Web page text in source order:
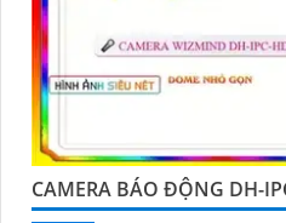
CAMERA BÁO ĐỘNG DH-